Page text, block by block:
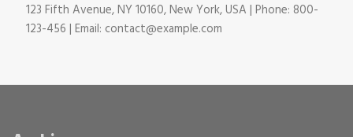
123 Fifth Avenue, NY 10160, New York, USA | Phone: 800-
123-456 | Email: contact@example.com